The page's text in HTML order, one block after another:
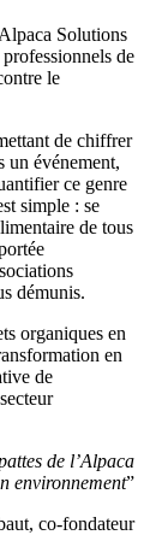
Solutions
de
le
de chiffrer
un événement,
ce genre
simple : se
de tous
démunis.
organiques en
en
de
de l’Alpaca
environnement”
co-fondateur